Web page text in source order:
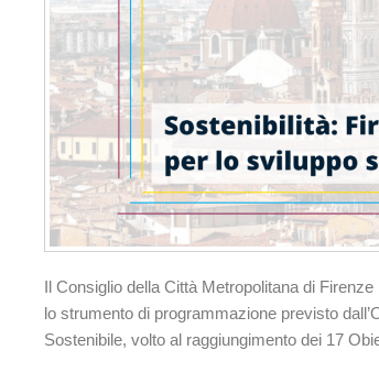
Il Consiglio della Città Metropolitana di
lo strumento di programmazione previsto
Sostenibile, volto al raggiungimento dei 17